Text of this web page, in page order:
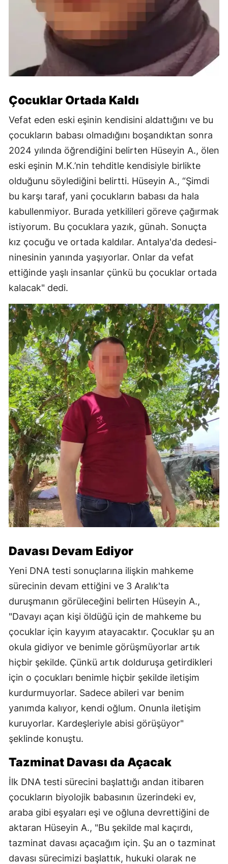
Çocuklar Ortada Kaldı
Vefat eden eski eşinin kendisini aldattığını ve bu
çocukların babası olmadığını boşandıktan sonra
2024 yılında öğrendiğini belirten Hüseyin A., ölen
eski eşinin M.K.’nin tehditle kendisiyle birlikte
olduğunu söylediğini belirtti. Hüseyin A., “Şimdi
bu karşı taraf, yani çocukların babası da hala
kabullenmiyor. Burada yetkilileri göreve çağırmak
istiyorum. Bu çocuklara yazık, günah. Sonuçta
kız çocuğu ve ortada kaldılar. Antalya'da dedesi-
ninesinin yanında yaşıyorlar. Onlar da vefat
ettiğinde yaşlı insanlar çünkü bu çocuklar ortada
kalacak" dedi.
Davası Devam Ediyor
Yeni DNA testi sonuçlarına ilişkin mahkeme
sürecinin devam ettiğini ve 3 Aralık'ta
duruşmanın görüleceğini belirten Hüseyin A.,
"Davayı açan kişi öldüğü için de mahkeme bu
çocuklar için kayyım atayacaktır. Çocuklar şu an
okula gidiyor ve benimle görüşmüyorlar artık
hiçbir şekilde. Çünkü artık dolduruşa getirdikleri
için o çocukları benimle hiçbir şekilde iletişim
kurdurmuyorlar. Sadece abileri var benim
yanımda kalıyor, kendi oğlum. Onunla iletişim
kuruyorlar. Kardeşleriyle abisi görüşüyor"
şeklinde konuştu.
Tazminat Davası da Açacak
İlk DNA testi sürecini başlattığı andan itibaren
çocukların biyolojik babasının üzerindeki ev,
araba gibi eşyaları eşi ve oğluna devrettiğini de
aktaran Hüseyin A., "Bu şekilde mal kaçırdı,
tazminat davası açacağım için. Şu an o tazminat
davası sürecimizi başlattık, hukuki olarak ne